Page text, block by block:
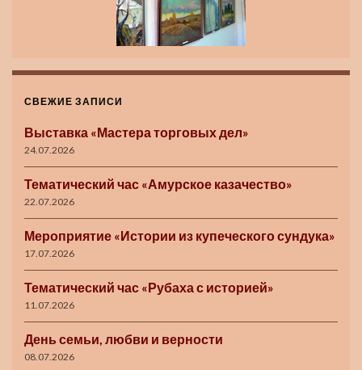
СВЕЖИЕ ЗАПИСИ
Выставка «Мастера торговых дел»
24.07.2026
Тематический час «Амурское казачество»
22.07.2026
Мероприятие «Истории из купеческого сундука»
17.07.2026
Тематический час «Рубаха с историей»
11.07.2026
День семьи, любви и верности
08.07.2026